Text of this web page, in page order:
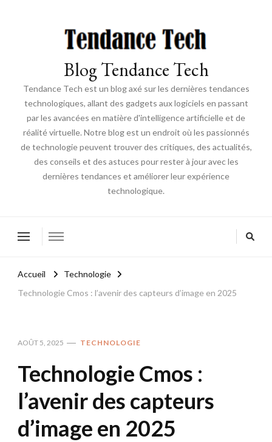
Blog Tendance Tech
Tendance Tech est un blog axé sur les dernières tendances
technologiques, allant des gadgets aux logiciels en passant
par les avancées en matière d'intelligence artificielle et de
réalité virtuelle. Notre blog est un endroit où les passionnés
de technologie peuvent trouver des critiques, des actualités,
des conseils et des astuces pour rester à jour avec les
dernières tendances et améliorer leur expérience
technologique.
Accueil
Technologie
Technologie Cmos : l’avenir des capteurs d’image en 2025
AOÛT 5, 2025 TECHNOLOGIE
Technologie Cmos :
l’avenir des capteurs
d’image en 2025